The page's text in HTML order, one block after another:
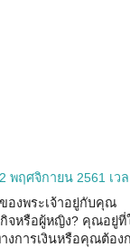
พฤศจิกายน 2561 เวล
องพระเจ้าอยู่กับคุณ
จหรือผู้หญิง? คุณอยู่ที่
งการเงินหรือคุณต้อง